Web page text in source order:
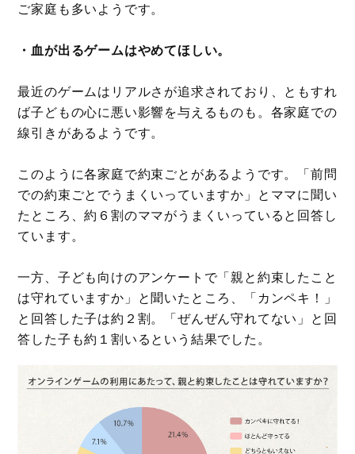
ご家庭も多いようです。
・血が出るゲームはやめてほしい。
最近のゲームはリアルさが追求されており、ともすれ
ば子どもの心に悪い影響を与えるものも。各家庭での
線引きがあるようです。
このように各家庭で約束ごとがあるようです。「前問
での約束ごとでうまくいっていますか」とママに聞い
たところ、約６割のママがうまくいっていると回答し
ています。
一方、子ども向けのアンケートで「親と約束したこと
は守れていますか」と聞いたところ、「カンペキ！」
と回答した子は約２割。「ぜんぜん守れてない」と回
答した子も約１割いるという結果でした。